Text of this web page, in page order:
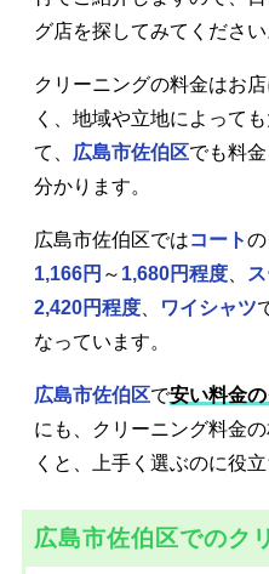
グ店を探してみてください
クリーニングの料金はお
く、地域や立地によって
て、 広島市佐伯区でも料
分かります。
広島市佐伯区ではコート
1,166円 ～ 1,680円程度
2,420円程度
ワイシャツ
なっています。
広島市佐伯区で安い料金
にも、クリーニング料金
くと、上手く選ぶのに役立
広島市佐伯区でのク